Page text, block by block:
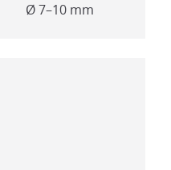
Ø 7–10 mm